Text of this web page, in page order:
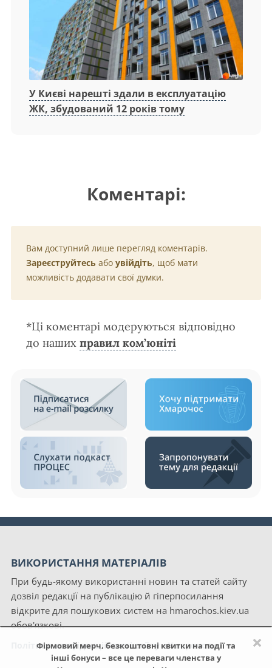
×
Фірмовий мерч, безкоштовні квитки на події та
інші бонуси – все це переваги членства у
У Києві нарешті здали в експлуатацію
ЖК, збудований 12 років тому
Коментарі:
Вам доступний лише перегляд коментарів.
Зареєструйтесь або увійдіть, щоб мати
можливість додавати свої думки.
*Ці коментарі модеруються відповідно
до наших правил ком’юніті
ВИКОРИСТАННЯ МАТЕРІАЛІВ
При будь-якому використанні новин та статей сайту
дозвіл редакції на публікацію й гіперпосилання
відкрите для пошукових систем на hmarochos.kiev.ua
обов'язкові.
Політика конфіденційності сайту «Хмарочос»